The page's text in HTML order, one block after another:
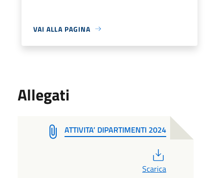
VAI ALLA PAGINA
Allegati
ATTIVITA’ DIPARTIMENTI 2024
Scarica